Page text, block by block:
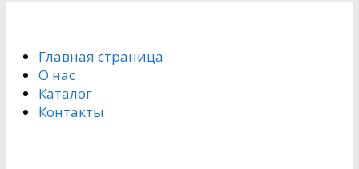
Главная страница
О нас
Каталог
Контакты